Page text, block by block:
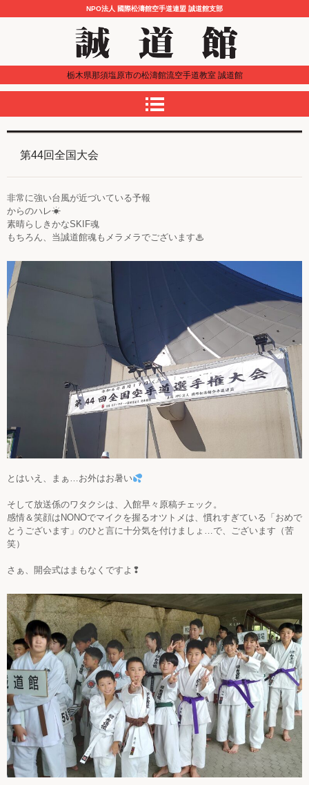
NPO法人 國際松濤館空手道連盟 誠道館支部
栃木県那須塩原市の松濤館流空手道教室 誠道館
第44回全国大会
非常に強い台風が近づいている予報
からのハレ☀
素晴らしきかなSKIF魂
もちろん、当誠道館魂もメラメラでございます♨
とはいえ、まぁ…お外はお暑い
そして放送係のワタクシは、入館早々原稿チェック。
感情＆笑顔はNONOでマイクを握るオツトメは、慣れすぎている「おめで
とうございます」のひと言に十分気を付けましょ…で、ございます（苦
笑）
さぁ、開会式はまもなくですよ❢